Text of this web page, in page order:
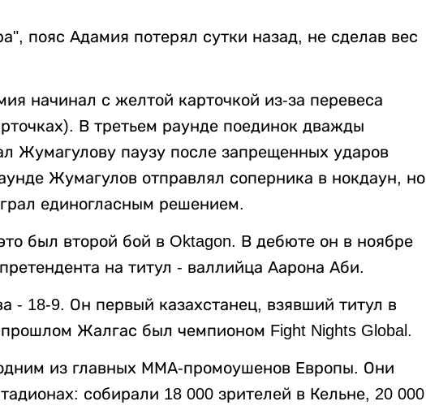
пояс Адамия потерял сутки назад, не сделав вес
начинал с желтой карточкой из-за перевеса
В третьем раунде поединок дважды
Жумагулову паузу после запрещенных ударов
Жумагулов отправлял соперника в нокдаун, но
единогласным решением.
был второй бой в Oktagon. В дебюте он в ноябре
на титул - валлийца Аарона Аби.
- 18-9. Он первый казахстанец, взявший титул в
Жалгас был чемпионом Fight Nights Global.
из главных ММА-промоушенов Европы. Они
собирали 18 000 зрителей в Кельне, 20 000